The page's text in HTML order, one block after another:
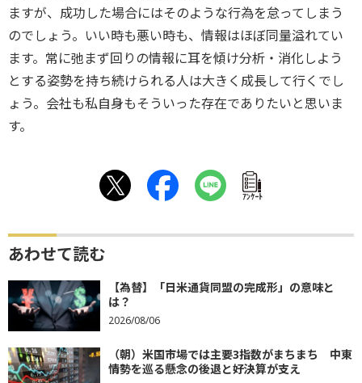
ますが、成功した場合にはそのような行為を怠ってしまう
のでしょう。いい時も悪い時も、情報はほぼ同量溢れてい
ます。常に弛まず回りの情報に耳を傾け分析・消化しよう
とする姿勢を持ち続けられる人は大きく成長して行くでし
ょう。会社も私自身もそういった存在でありたいと思いま
す。
ｱﾝｹｰﾄ
あわせて読む
【為替】「日米通貨同盟の完成形」の意味と
は？
2026/08/06
（朝）米国市場では主要3指数がまちまち 中東
情勢を巡る懸念の後退と好決算が支え